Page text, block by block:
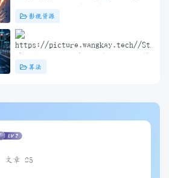
中英双字 夸克&度盘&迅雷下载
影视资源
法研究（问答）
算法
文章 25